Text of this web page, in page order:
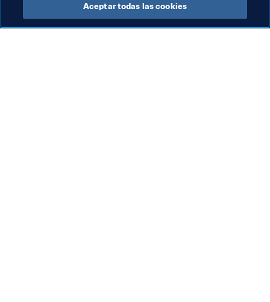
Aceptar todas las cookies